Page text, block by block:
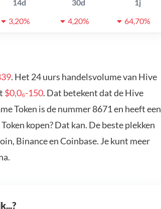
14d 30d
1j
3,20% 4,20% 64,70%
. Het 24 uurs handelsvolume van Hive
$0,0₆-150. Dat betekent dat de Hive
Token is de nummer 8671 en heeft een
kopen? Dat kan. De beste plekken
Binance en Coinbase. Je kunt meer